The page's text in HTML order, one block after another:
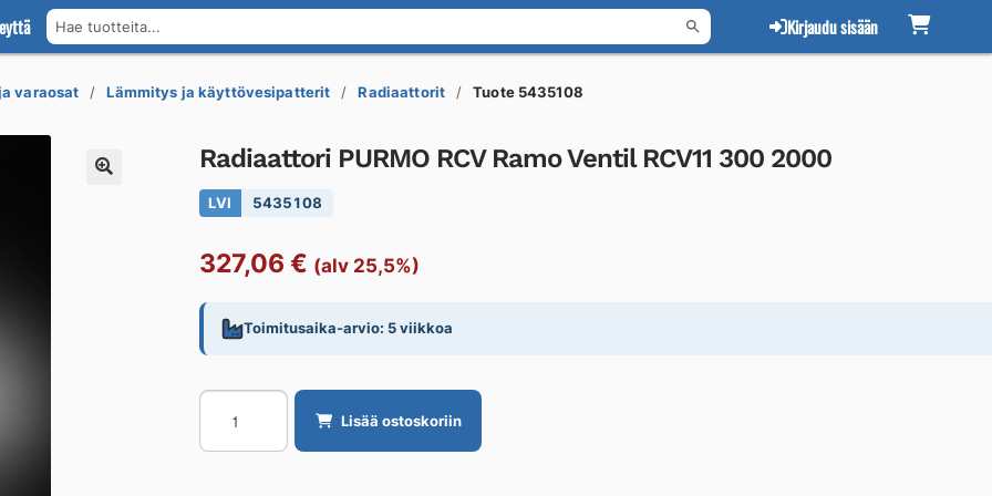
Hae tuotteita... Kirjaudu sisään
varaosat Lämmitys ja käyttövesipatterit Radiaattorit Tuote 5435108
Radiaattori PURMO RCV Ramo Ventil RCV11 300 2000
LVI 5435108
327,06 € (alv 25,5%)
Toimitusaika-arvio: 5 viikkoa
Radiaattori
PURMO
RCV
Lisää ostoskoriin